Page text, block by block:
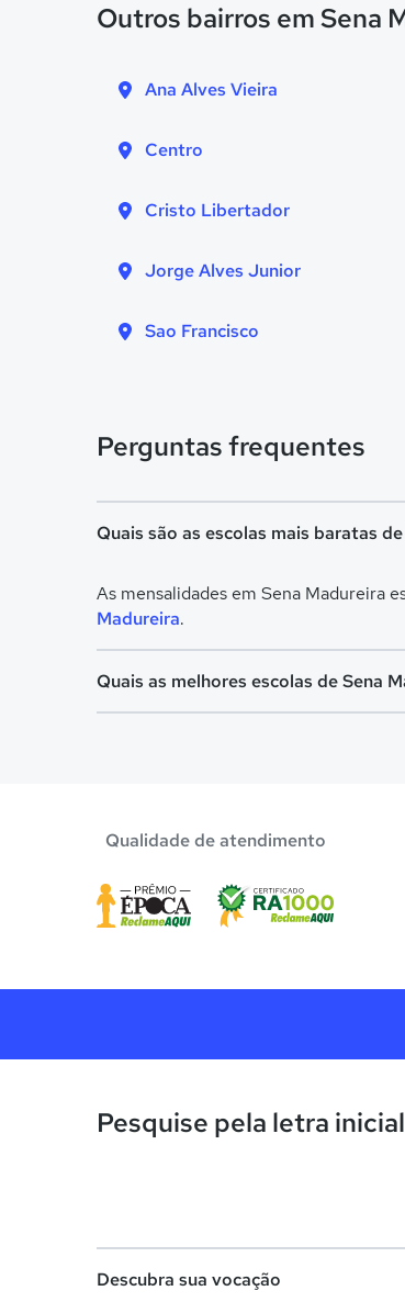
Outros bairros em Sena
Ana Alves Vieira
Centro
Cristo Libertador
Jorge Alves Junior
Sao Francisco
Perguntas frequentes
Quais são as escolas mais baratas
As mensalidades em Sena Madureira
Madureira.
Quais as melhores escolas de Sena
Qualidade de atendimento
Pesquise pela letra inicial
Descubra sua vocação